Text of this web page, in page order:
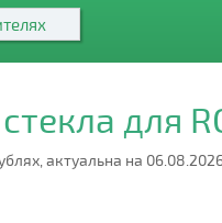
для
актуальна на 06.08.2026